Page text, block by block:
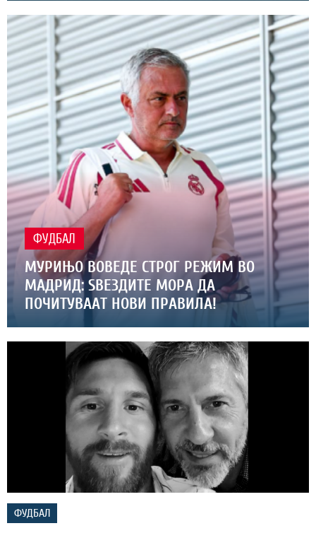
ФУДБАЛ
МУРИЊО ВОВЕДЕ СТРОГ РЕЖИМ ВО
МАДРИД: ЅВЕЗДИТЕ МОРА ДА
ПОЧИТУВААТ НОВИ ПРАВИЛА!
ФУДБАЛ